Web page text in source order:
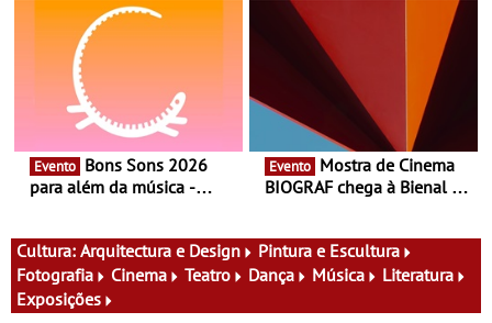
vinho, gastronomia e
música
Evento
para além da música -
atividades para toda a
família e muito mais
Evento
BIOGRAF chega à Bienal de
fílmico e práticas artísticas
Cultura: Arquitectura e Design
Pintura e Escultura
Fotografia
Cinema Teatro Dança Música
Literatura
Exposições